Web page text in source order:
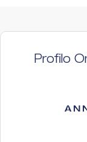
Profilo